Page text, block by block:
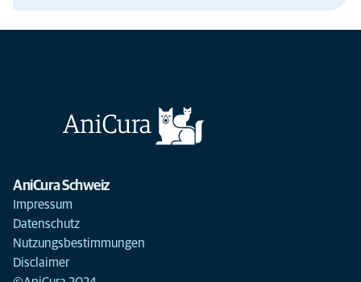
AniCura Schweiz
Impressum
Datenschutz
Nutzungsbestimmungen
Disclaimer